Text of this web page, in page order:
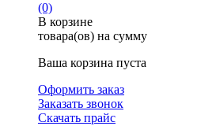
(0)
В корзине
товара(ов) на сумму
Ваша корзина пуста
Оформить заказ
Заказать звонок
Скачать прайс